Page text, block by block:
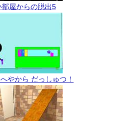
部屋からの脱出5
やから だっしゅつ！